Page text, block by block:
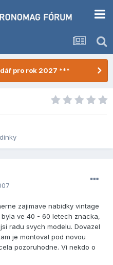
pro rok 2027 ***
zajimave nabidky vintage
ve 40 - 60 letech znacka,
radu svych modelu. Dovazel
je montoval pod novou
pozoruhodne. Vi nekdo o